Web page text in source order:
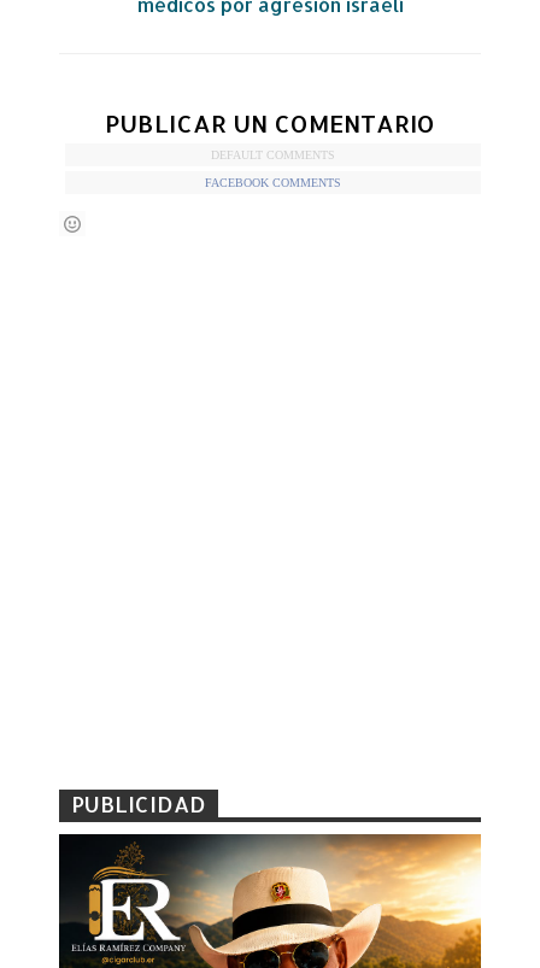
PUBLICAR UN COMENTARIO
DEFAULT COMMENTS
FACEBOOK COMMENTS
PUBLICIDAD